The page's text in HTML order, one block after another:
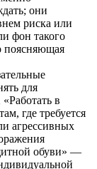
они
риска или
фон такого
поясняющая
для
в
где требуется
агрессивных
обуви» —